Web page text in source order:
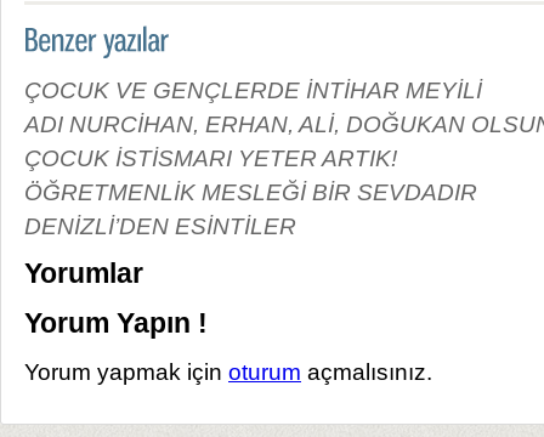
ÇOCUK VE GENÇLERDE İNTİHAR MEYİLİ
ADI NURCİHAN, ERHAN, ALİ, DOĞUKAN
ÇOCUK İSTİSMARI YETER ARTIK!
ÖĞRETMENLİK MESLEĞİ BİR SEVDADIR
DENİZLİ’DEN ESİNTİLER
Yorumlar
Yorum Yapın !
Yorum yapmak için oturum açmalısınız.